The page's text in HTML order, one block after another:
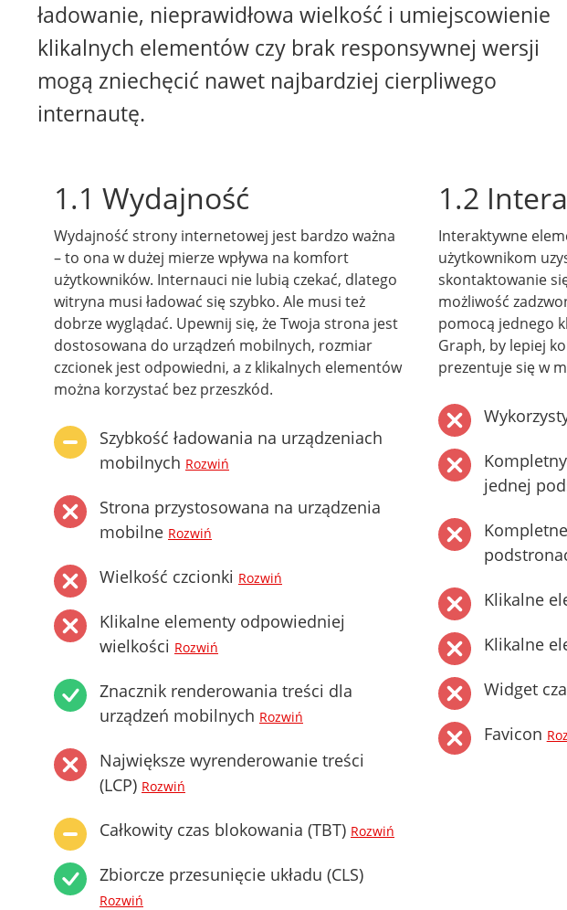
ładowanie, nieprawidłowa wielkość i umiejscowienie
klikalnych elementów czy brak responsywnej wersji
mogą zniechęcić nawet najbardziej cierpliwego
internautę.
1.1 Wydajność
Wydajność strony internetowej jest bardzo ważna
– to ona w dużej mierze wpływa na komfort
użytkowników. Internauci nie lubią czekać, dlatego
witryna musi ładować się szybko. Ale musi też
dobrze wyglądać. Upewnij się, że Twoja strona jest
dostosowana do urządzeń mobilnych, rozmiar
czcionek jest odpowiedni, a z klikalnych elementów
można korzystać bez przeszkód.
Szybkość ładowania na urządzeniach
mobilnych Rozwiń
Strona przystosowana na urządzenia
mobilne Rozwiń
Wielkość czcionki Rozwiń
Klikalne elementy odpowiedniej
wielkości Rozwiń
Znacznik renderowania treści dla
urządzeń mobilnych Rozwiń
Największe wyrenderowanie treści
(LCP) Rozwiń
Całkowity czas blokowania (TBT) Rozwiń
Zbiorcze przesunięcie układu (CLS)
Rozwiń
1.2
Interaktywne
użytkownikom
skontaktowanie
możliwość
pomocą jednego
Graph, by lepiej
prezentuje się w
jednej
Klikalne
Klikalne
Widget
Favicon